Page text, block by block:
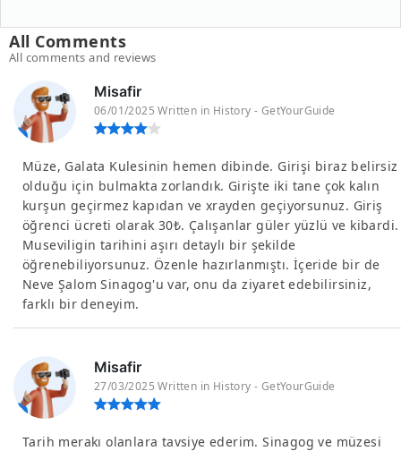
All Comments
All comments and reviews
Misafir
06/01/2025 Written in History - GetYourGuide
Müze, Galata Kulesinin hemen dibinde. Girişi biraz belirsiz
olduğu için bulmakta zorlandık. Girişte iki tane çok kalın
kurşun geçirmez kapıdan ve xrayden geçiyorsunuz. Giriş
öğrenci ücreti olarak 30₺. Çalışanlar güler yüzlü ve kibardi.
Museviligin tarihini aşırı detaylı bir şekilde
öğrenebiliyorsunuz. Özenle hazırlanmıştı. İçeride bir de
Neve Şalom Sinagog'u var, onu da ziyaret edebilirsiniz,
farklı bir deneyim.
Misafir
27/03/2025 Written in History - GetYourGuide
Tarih merakı olanlara tavsiye ederim. Sinagog ve müzesi